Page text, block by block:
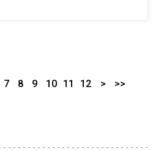
7 8 9 10 11 12 > >>